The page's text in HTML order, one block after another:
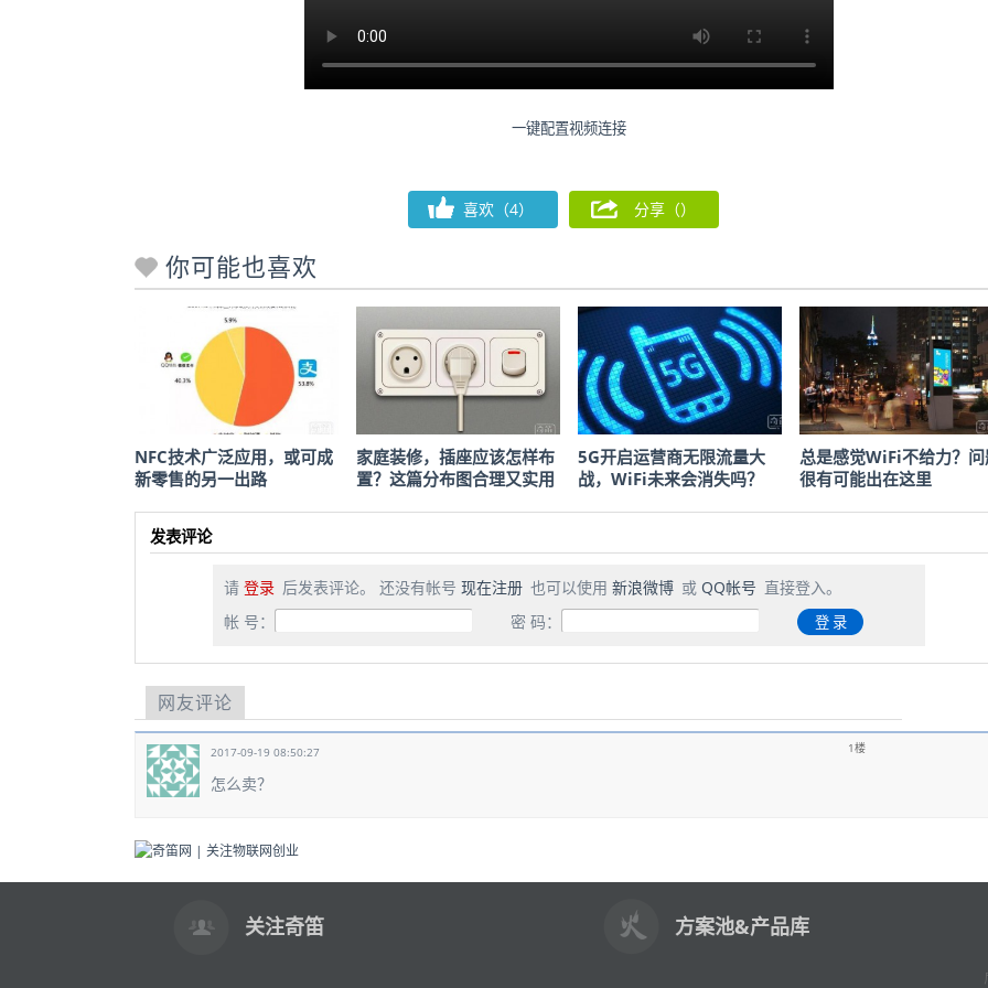
一键配置视频连接
喜欢（4） 分享（）
你可能也喜欢
NFC技术广泛应用，或可成
新零售的另一出路
家庭装修，插座应该怎样布
置？这篇分布图合理又实用
5G开启运营商无限流量大
战，WiFi未来会消失吗？
总是感觉WiFi不给力？
很有可能出在这里
发表评论
请 登录 后发表评论。 还没有帐号 现在注册 也可以使用 新浪微博 或 QQ帐号 直接登入。
帐 号：
密 码：
网友评论
2017-09-19 08:50:27 1楼
怎么卖？
关注奇笛 方案池&产品库